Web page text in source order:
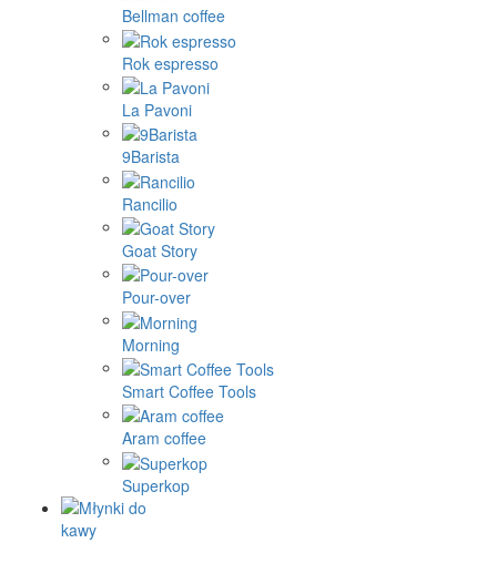
Bellman coffee
Rok espresso
La Pavoni
9Barista
Rancilio
Goat Story
Pour-over
Morning
Smart Coffee Tools
Aram coffee
Superkop